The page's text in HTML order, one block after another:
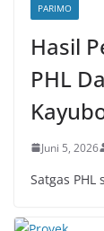
PARIMO
Hasil
PHL
Juni 5, 2026
Satgas